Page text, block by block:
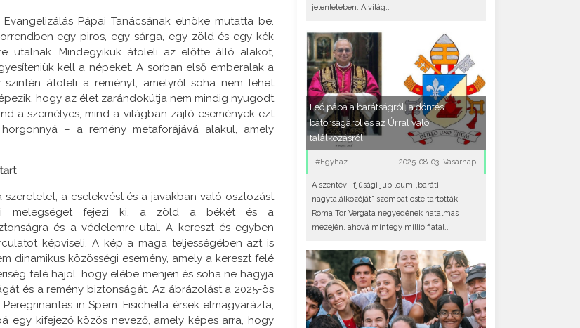
Pápai Tanácsának elnöke mutatta be.
egy piros, egy sárga, egy zöld és egy kék
utalnak. Mindegyikük átöleli az előtte álló alakot,
kell a népeket. A sorban első emberalak a
átöleli a reményt, amelyről soha nem lehet
hogy az élet zarándokútja nem mindig nyugodt
a személyes, mind a világban zajló események ezt
– a remény metaforájává alakul, amely
a cselekvést és a javakban való osztozást
melegséget fejezi ki, a zöld a békét és a
és a védelemre utal. A kereszt és egyben
képviseli. A kép a maga teljességében azt is
dinamikus közösségi esemény, amely a kereszt felé
felé hajol, hogy elébe menjen és soha ne hagyja
és a remény biztonságát. Az ábrázolást a 2025-ös
in Spem. Fisichella érsek elmagyarázta,
egy kifejező közös nevező, amely képes arra, hogy
jelenlétében. A világ..
Leó pápa a barátságról, a döntés
bátorságáról és az Úrral való
találkozásról
#Egyház 2025-08-03, Vasárnap
A szentévi ifjúsági jubileum „baráti
nagytalálkozóját” szombat este tartották
Róma Tor Vergata negyedének hatalmas
mezején, ahová mintegy millió fiatal..